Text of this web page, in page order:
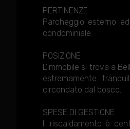
PERTINENZE
Parcheggio esterno
condominiale.
POSIZIONE
L'immobile si trova a
estremamente
circondato dal bosco.
SPESE DI GESTIONE
Il riscaldamento è